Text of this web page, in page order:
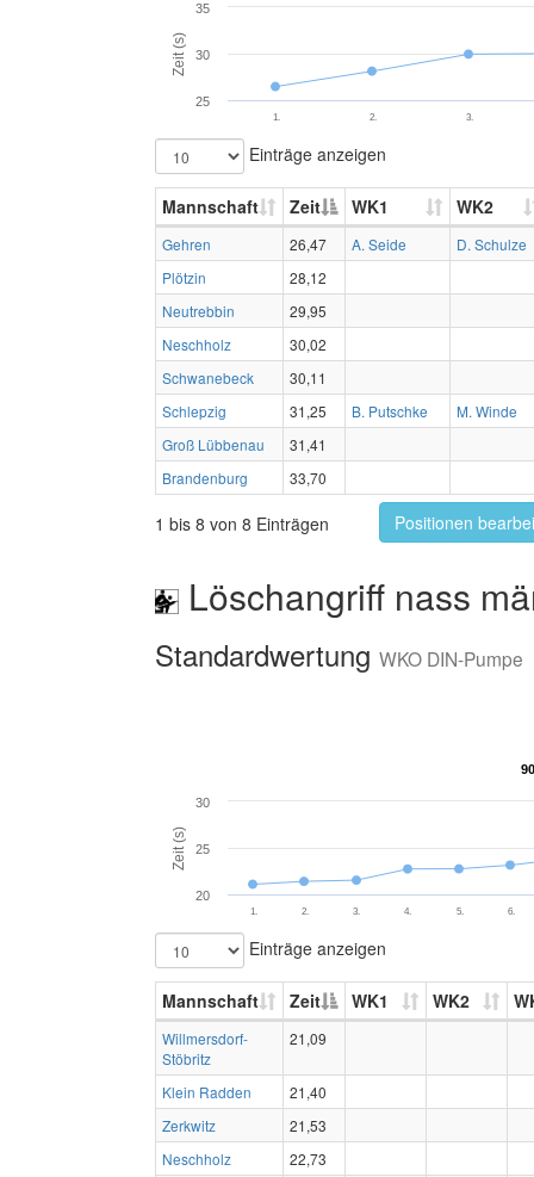
Zeit (s)
1. 2. 3.
30
25
35
Einträge anzeigen
Mannschaft Zeit WK1 WK2
Gehren 26,47 A. Seide
D. Schulze
Plötzin
28,12
Neutrebbin
29,95
Neschholz
30,02
Schwanebeck
30,11
Schlepzig
31,25 B. Putschke
M. Winde
Groß Lübbenau
31,41
Brandenburg
33,70
1 bis 8 von 8 Einträgen Positionen
Löschangriff nass
Standardwertung WKO DIN-Pumpe
Zeit (s)
1. 2. 3. 4. 5. 6.
20
25
30
Einträge anzeigen
Mannschaft Zeit WK1 WK2
Willmersdorf-
Stöbritz
21,09
Klein Radden
21,40
Zerkwitz
21,53
Neschholz
22,73